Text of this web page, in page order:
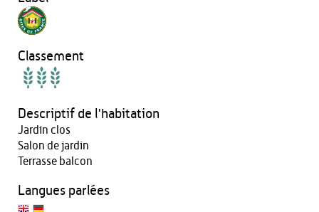
Classement
Descriptif de l'habitation
Jardin clos
Salon de jardin
Terrasse balcon
Langues parlées